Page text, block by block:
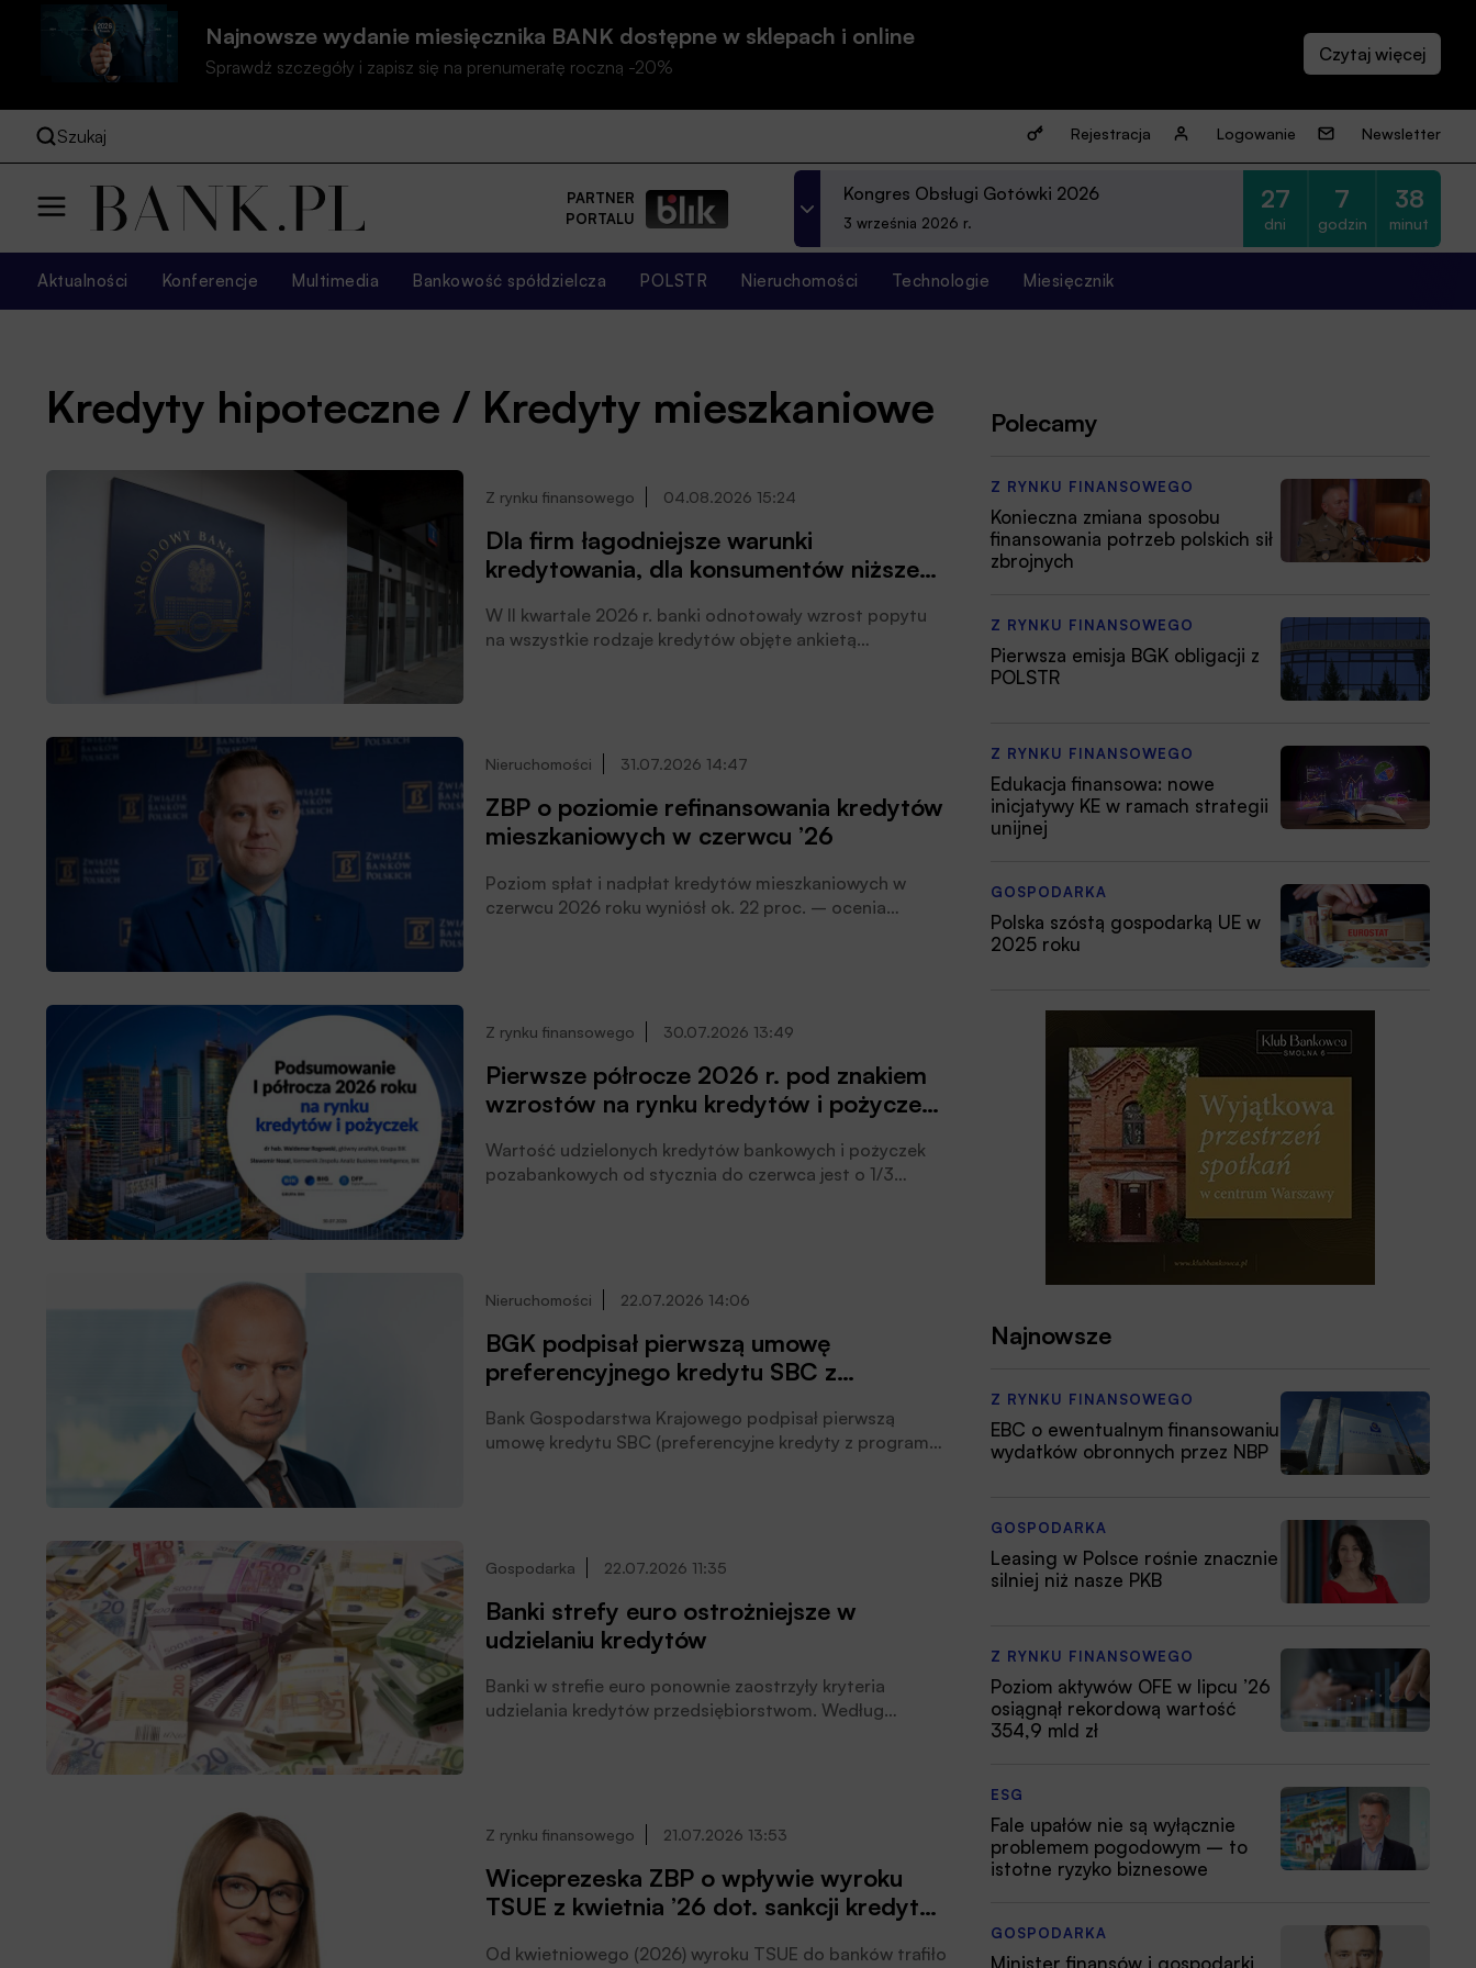
Najnowsze wydanie miesięcznika BANK dostępne w sklepach i online
Sprawdź szczegóły i zapisz się na prenumeratę roczną -20%
Szukaj Rejestracja Logowanie Newsletter
PARTNER
PORTALU
Kongres Obsługi Gotówki 2026
3 września 2026 r.
27
dni
7
godzin
38
minut
Aktualności Konferencje Multimedia Bankowość spółdzielcza POLSTR Nieruchomości Technologie Miesięcznik
Kredyty hipoteczne / Kredyty mieszkaniowe
Z rynku finansowego 04.08.2026 15:24
Dla firm łagodniejsze warunki
kredytowania, dla konsumentów niższe
W II kwartale 2026 r. banki odnotowały wzrost popytu
na wszystkie rodzaje kredytów objęte ankietą
Nieruchomości 31.07.2026 14:47
ZBP o poziomie refinansowania kredytów
mieszkaniowych w czerwcu ’26
Poziom spłat i nadpłat kredytów mieszkaniowych w
czerwcu 2026 roku wyniósł ok. 22 proc. – ocenia
Z rynku finansowego 30.07.2026 13:49
Pierwsze półrocze 2026 r. pod znakiem
wzrostów na rynku kredytów i pożyczek
Wartość udzielonych kredytów bankowych i pożyczek
pozabankowych od stycznia do czerwca jest o 1/3
kluczowych segmentach, napędzany przez spadające
sytuację na rynku pracy. Rekordowa dynamika wzrostu
– o 60%, dotyczyła kredytów mieszkaniowych. Coraz
większą rolę odgrywają również cudzoziemcy oraz
klienci rozpoczynający aktywność finansową od
odroczonych płatności (BNPL) i kredytów ratalnych,
Nieruchomości 22.07.2026 14:06
BGK podpisał pierwszą umowę
preferencyjnego kredytu SBC z
Bank Gospodarstwa Krajowego podpisał pierwszą
umowę kredytu SBC (preferencyjne kredyty z programu
podmiotów zainteresowanych skorzystaniem z
dostępnych cenowo mieszkań.
Gospodarka 22.07.2026 11:35
Banki strefy euro ostrożniejsze w
udzielaniu kredytów
Banki w strefie euro ponownie zaostrzyły kryteria
udzielania kredytów przedsiębiorstwom. Według
geopolityczną, w tym z wojną z Iranem, pisze Witold
Z rynku finansowego 21.07.2026 13:53
Wiceprezeska ZBP o wpływie wyroku
TSUE z kwietnia ’26 dot. sankcji kredytu
Od kwietniowego (2026) wyroku TSUE do banków trafiło
Polecamy
Z RYNKU FINANSOWEGO
Konieczna zmiana sposobu
finansowania potrzeb polskich sił
zbrojnych
Z RYNKU FINANSOWEGO
Pierwsza emisja BGK obligacji z
POLSTR
Z RYNKU FINANSOWEGO
Edukacja finansowa: nowe
inicjatywy KE w ramach strategii
unijnej
GOSPODARKA
Polska szóstą gospodarką UE w
2025 roku
Najnowsze
Z RYNKU FINANSOWEGO
EBC o ewentualnym finansowaniu
wydatków obronnych przez NBP
GOSPODARKA
Leasing w Polsce rośnie znacznie
silniej niż nasze PKB
Z RYNKU FINANSOWEGO
Poziom aktywów OFE w lipcu ’26
osiągnął rekordową wartość
354,9 mld zł
ESG
Fale upałów nie są wyłącznie
problemem pogodowym – to
istotne ryzyko biznesowe
GOSPODARKA
Minister finansów i gospodarki